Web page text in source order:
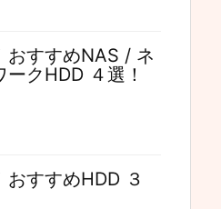
おすすめNAS / ネ
ークHDD ４選！
おすすめHDD ３